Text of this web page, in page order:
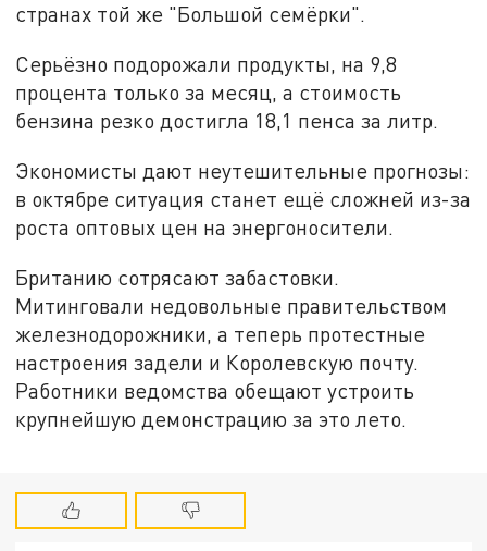
странах той же "Большой семёрки".
Серьёзно подорожали продукты, на 9,8
процента только за месяц, а стоимость
бензина резко достигла 18,1 пенса за литр.
Экономисты дают неутешительные прогнозы:
в октябре ситуация станет ещё сложней из-за
роста оптовых цен на энергоносители.
Британию сотрясают забастовки.
Митинговали недовольные правительством
железнодорожники, а теперь протестные
настроения задели и Королевскую почту.
Работники ведомства обещают устроить
крупнейшую демонстрацию за это лето.